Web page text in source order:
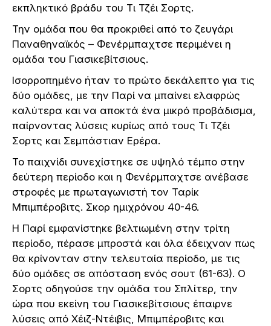
εκπληκτικό βράδυ του Τι Τζέι Σορτς.
Την ομάδα που θα προκριθεί από το ζευγάρι
Παναθηναϊκός – Φενέρμπαχτσε περιμένει η
ομάδα του Γιασικεβίτσιους.
Ισορροπημένο ήταν το πρώτο δεκάλεπτο για τις
δύο ομάδες, με την Παρί να μπαίνει ελαφρώς
καλύτερα και να αποκτά ένα μικρό προβάδισμα,
παίρνοντας λύσεις κυρίως από τους Τι Τζέι
Σορτς και Σεμπάστιαν Ερέρα.
Το παιχνίδι συνεχίστηκε σε υψηλό τέμπο στην
δεύτερη περίοδο και η Φενέρμπαχτσε ανέβασε
στροφές με πρωταγωνιστή τον Ταρίκ
Μπιμπέροβιτς. Σκορ ημιχρόνου 40-46.
Η Παρί εμφανίστηκε βελτιωμένη στην τρίτη
περίοδο, πέρασε μπροστά και όλα έδειχναν πως
θα κρίνονταν στην τελευταία περίοδο, με τις
δύο ομάδες σε απόσταση ενός σουτ (61-63). Ο
Σορτς οδηγούσε την ομάδα του Σπλίτερ, την
ώρα που εκείνη του Γιασικεβίτσιους έπαιρνε
λύσεις από Χέιζ-Ντέιβις, Μπιμπέροβιτς και